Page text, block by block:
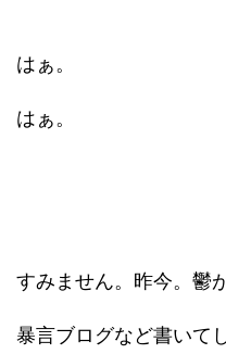
はぁ。
はぁ。
すみません。昨今。鬱
暴言ブログなど書いて